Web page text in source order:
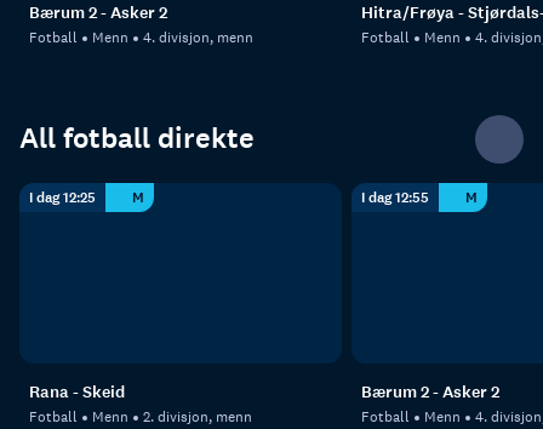
Bærum 2 - Asker 2
Fotball Menn 4. divisjon, menn
Hitra/Frøya -
Fotball Menn 4.
All fotball direkte
I dag 12:25 M
Rana - Skeid
Fotball Menn 2. divisjon, menn
I dag 12:55 M
Bærum 2 - Asker 2
Fotball Menn 4.